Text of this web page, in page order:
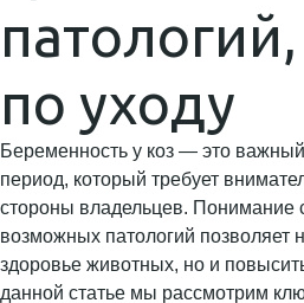
по уходу
Беременность у коз — это
период, который требует
стороны владельцев. Понимание
возможных патологий позволяет
здоровье животных, но и
данной статье мы рассмотрим